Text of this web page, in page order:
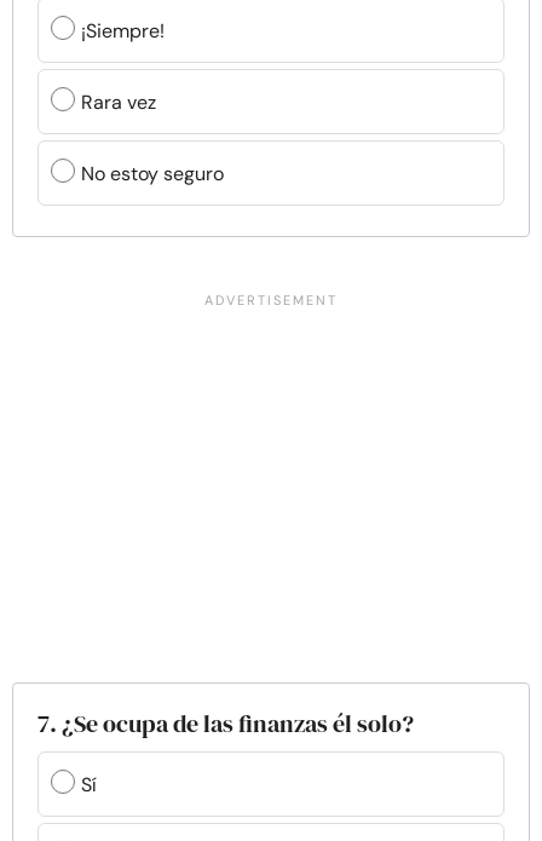
¡Siempre!
Rara vez
No estoy seguro
7. ¿Se ocupa de las finanzas él solo?
Sí